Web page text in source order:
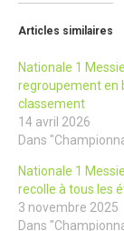
Articles similaires
Nationale 1
regroupement en
classement
14 avril 2026
Dans
Nationale 1
recolle à tous les
3 novembre 2025
Dans